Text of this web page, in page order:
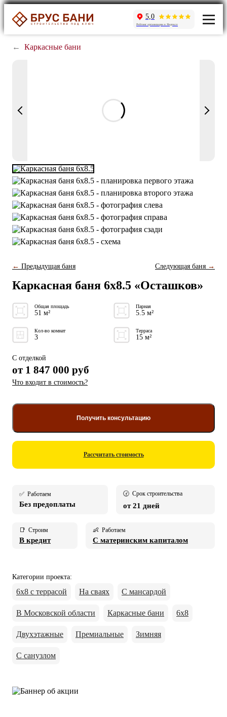
5,0
Рейтинг организации в Яндексе
← Каркасные бани
← Предыдущая баня Следующая баня →
Каркасная баня 6x8.5 «Осташков»
Общая площадь
51 м²
Парная
5.5 м²
Кол-во комнат
3
Терраса
15 м²
С отделкой
от 1 847 000 руб
Что входит в стоимость?
Получить консультацию
Рассчитать стоимость
✅ Работаем
Без предоплаты
🕝 Срок строительства
от 21 дней
📑 Строим
В кредит
👶 Работаем
С материнским капиталом
Категории проекта:
6х8 с террасой На сваях С мансардой
В Московской области Каркасные бани 6х8
Двухэтажные Премиальные Зимняя
С санузлом